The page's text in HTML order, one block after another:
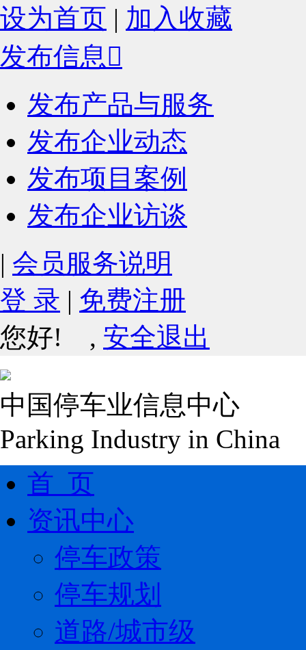
设为首页 | 加入收藏
发布信息
发布产品与服务
发布企业动态
发布项目案例
发布企业访谈
| 会员服务说明
登 录 | 免费注册
您好!
, 安全退出
中国停车业信息中心
Parking Industry in China
首 页
资讯中心
停车政策
停车规划
道路/城市级